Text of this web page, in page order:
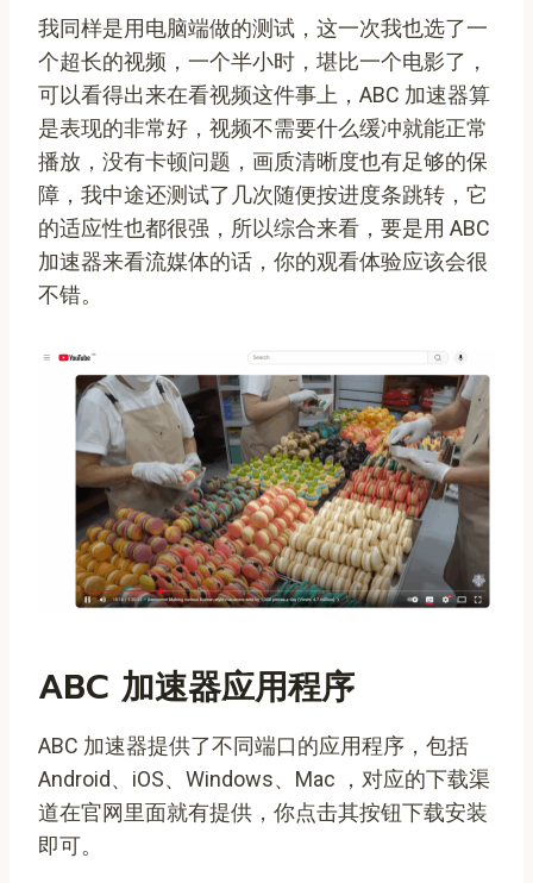
我同样是用电脑端做的测试，这一次我也选了一
个超长的视频，一个半小时，堪比一个电影了，
可以看得出来在看视频这件事上，ABC 加速器算
是表现的非常好，视频不需要什么缓冲就能正常
播放，没有卡顿问题，画质清晰度也有足够的保
障，我中途还测试了几次随便按进度条跳转，它
的适应性也都很强，所以综合来看，要是用 ABC
加速器来看流媒体的话，你的观看体验应该会很
不错。
ABC 加速器应用程序
ABC 加速器提供了不同端口的应用程序，包括
Android、iOS、Windows、Mac ，对应的下载渠
道在官网里面就有提供，你点击其按钮下载安装
即可。